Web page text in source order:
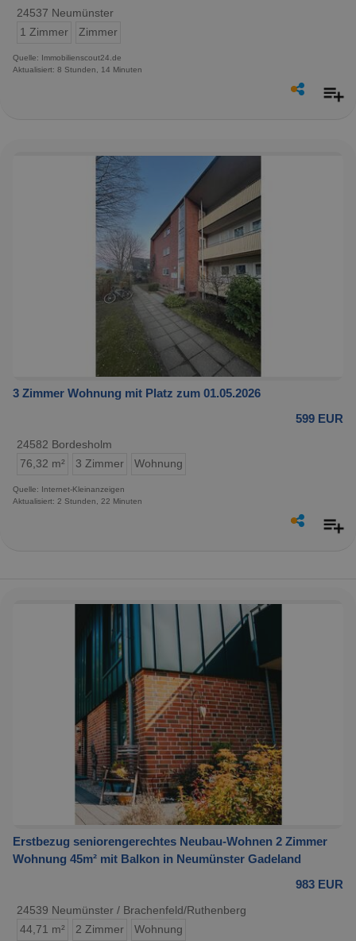
24537 Neumünster
1 Zimmer
Zimmer
Quelle: Immobilienscout24.de
Aktualisiert: 8 Stunden, 14 Minuten
3 Zimmer Wohnung mit Platz zum 01.05.2026
599 EUR
24582 Bordesholm
76,32 m²
3 Zimmer Wohnung
Quelle: Internet-Kleinanzeigen
Aktualisiert: 2 Stunden, 22 Minuten
Erstbezug seniorengerechtes Neubau-Wohnen 2 Zimmer
Wohnung 45m² mit Balkon in Neumünster Gadeland
983 EUR
24539 Neumünster / Brachenfeld/Ruthenberg
44,71 m²
2 Zimmer Wohnung